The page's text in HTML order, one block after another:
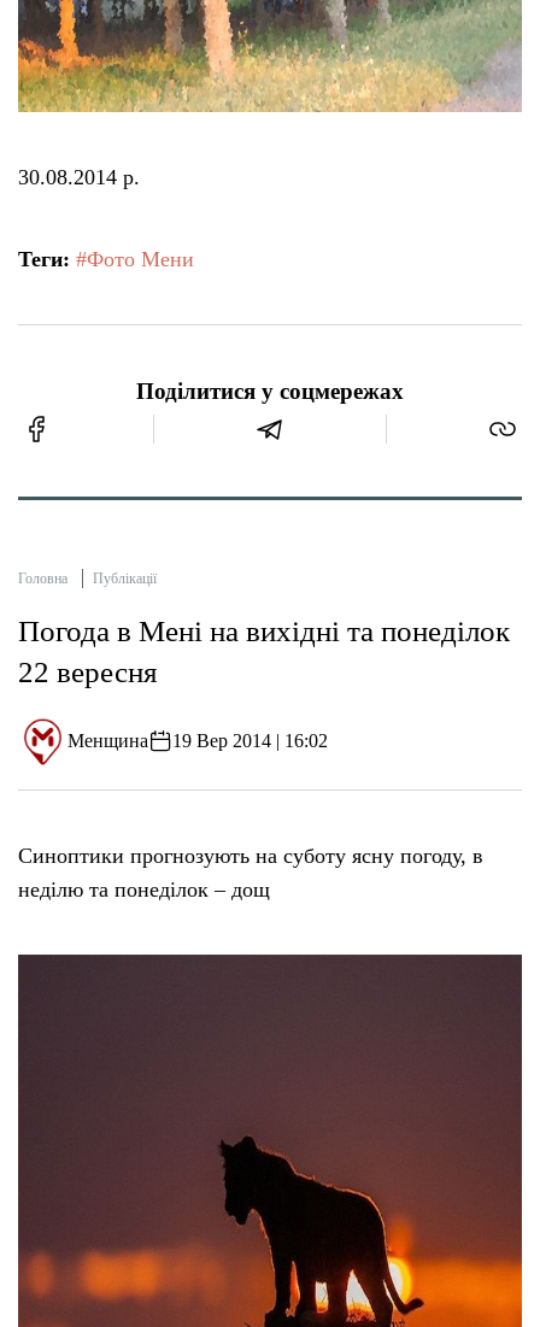
30.08.2014 р.
Теги: #Фото Мени
Поділитися у соцмережах
Головна Публікації
Погода в Мені на вихідні та понеділок
22 вересня
Менщина 19 Вер 2014 | 16:02
Синоптики прогнозують на суботу ясну погоду, в
неділю та понеділок – дощ